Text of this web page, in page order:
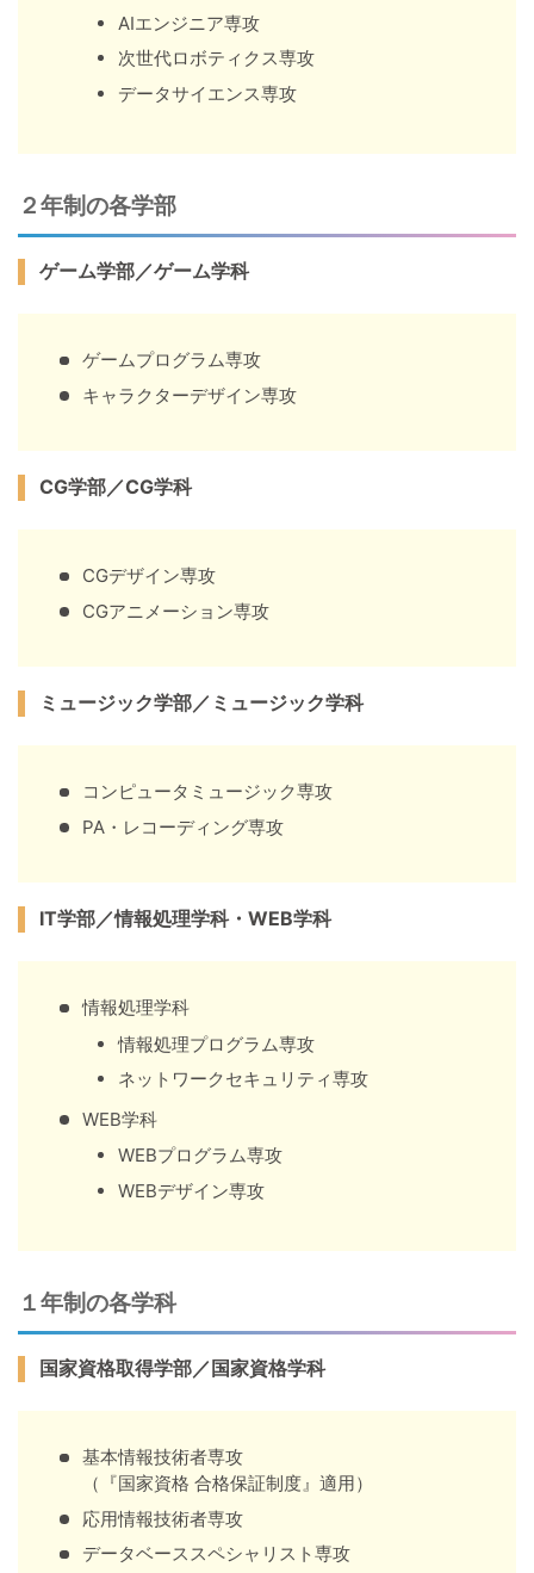
AIエンジニア専攻
次世代ロボティクス専攻
データサイエンス専攻
２年制の各学部
ゲーム学部／ゲーム学科
ゲームプログラム専攻
キャラクターデザイン専攻
CG学部／CG学科
CGデザイン専攻
CGアニメーション専攻
ミュージック学部／ミュージック学科
コンピュータミュージック専攻
PA・レコーディング専攻
IT学部／情報処理学科・WEB学科
情報処理学科
情報処理プログラム専攻
ネットワークセキュリティ専攻
WEB学科
WEBプログラム専攻
WEBデザイン専攻
１年制の各学科
国家資格取得学部／国家資格学科
基本情報技術者専攻
（『国家資格 合格保証制度』適用）
応用情報技術者専攻
データベーススペシャリスト専攻